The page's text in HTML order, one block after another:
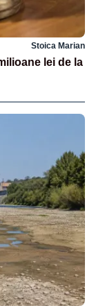
Stoica Marian
lei de la